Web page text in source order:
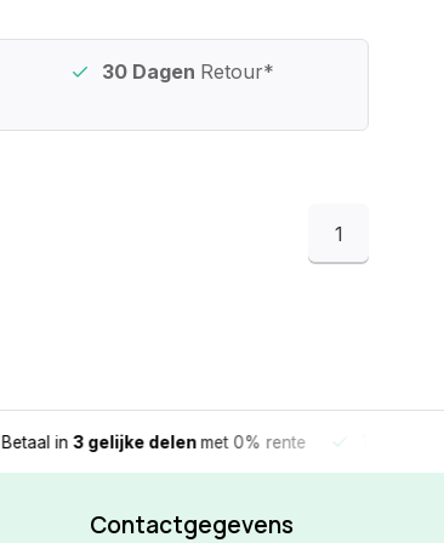
30 Dagen Retour*
1
in3 gelijke delenmet 0% rente Vandaag
Contactgegevens